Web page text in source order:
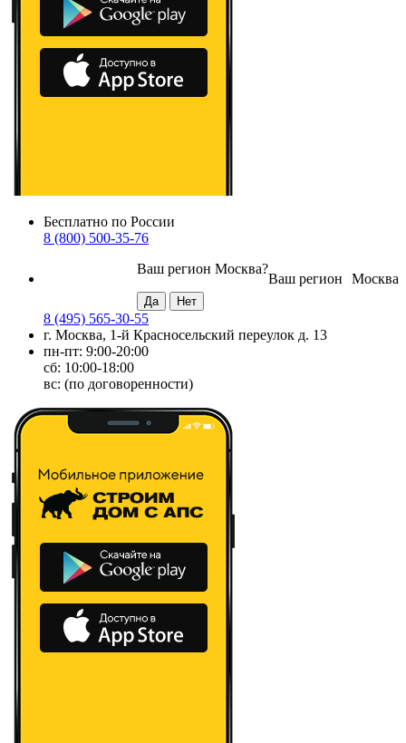
Бесплатно по России
8 (800) 500-35-76
Москва
Ваш регион
Ваш регион Москва?
8 (495) 565-30-55
г. Москва, 1-й Красносельский переулок д. 13
пн-пт: 9:00-20:00
сб: 10:00-18:00
вс: (по договоренности)